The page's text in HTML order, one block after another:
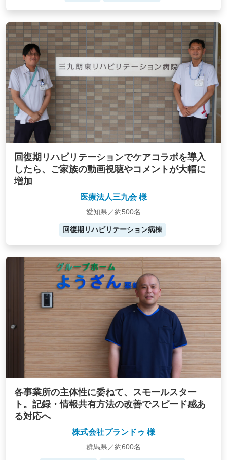
回復期リハビリテーションでケアコラボを導入
したら、ご家族の動画視聴やコメントが大幅に
増加
医療法人三九会 様
愛知県／約500名
回復期リハビリテーション病棟
各事業所の主体性に委ねて、スモールスター
ト。記録・情報共有方法の改善でスピード感あ
る対応へ
株式会社プランドゥ 様
群馬県／約600名